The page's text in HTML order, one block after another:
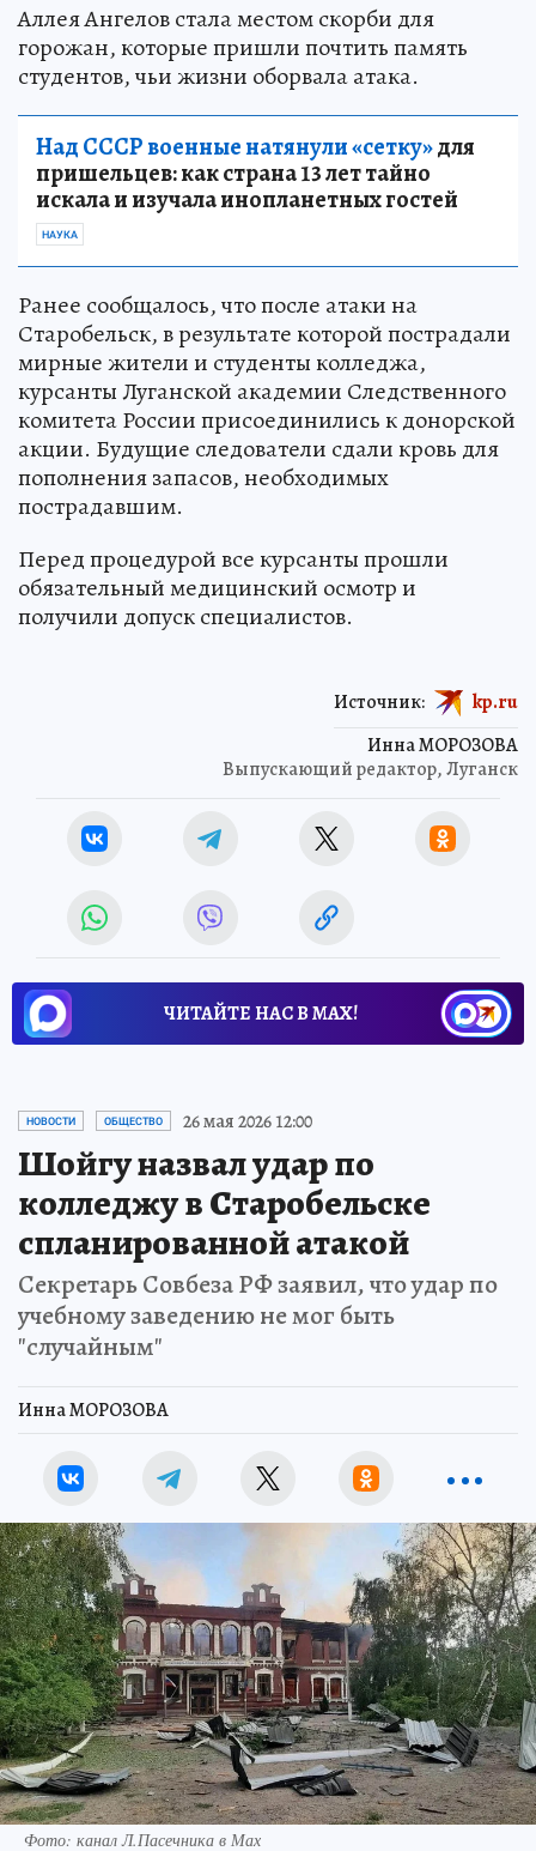
Аллея Ангелов стала местом скорби для
горожан, которые пришли почтить память
студентов, чьи жизни оборвала атака.
Над СССР военные натянули «сетку»для
пришельцев: как страна 13 лет тайно
искала и изучала инопланетных гостей
НАУКА
Ранее сообщалось, что после атаки на
Старобельск, в результате которой пострадали
мирные жители и студенты колледжа,
курсанты Луганской академии Следственного
комитета России присоединились к донорской
акции. Будущие следователи сдали кровь для
пополнения запасов, необходимых
пострадавшим.
Перед процедурой все курсанты прошли
обязательный медицинский осмотр и
получили допуск специалистов.
Инна МОРОЗОВА
Выпускающий редактор, Луганск
Источник: kp.ru
ЧИТАЙТЕ НАС В МАХ!
НОВОСТИ ОБЩЕСТВО 26 мая 2026 12:00
Шойгу назвал удар по
колледжу в Старобельске
спланированной атакой
Секретарь Совбеза РФ заявил, что удар по
учебному заведению не мог быть
"случайным"
Инна МОРОЗОВА
Фото: канал Л.Пасечника в Мах